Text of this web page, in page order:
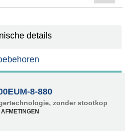
details
8-880
zonder stootkop
AFMETINGEN